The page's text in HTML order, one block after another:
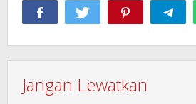
Jangan Lewatkan